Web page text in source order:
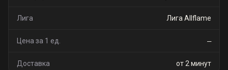
Лига Лига Allflame
Цена за 1 ед. —
Доставка от 2 минут